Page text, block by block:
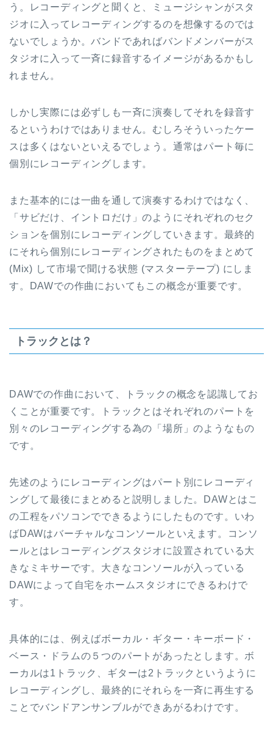
う。レコーディングと聞くと、ミュージシャンがスタ
ジオに入ってレコーディングするのを想像するのでは
ないでしょうか。バンドであればバンドメンバーがス
タジオに入って一斉に録音するイメージがあるかもし
れません。
しかし実際には必ずしも一斉に演奏してそれを録音す
るというわけではありません。むしろそういったケー
スは多くはないといえるでしょう。通常はパート毎に
個別にレコーディングします。
また基本的には一曲を通して演奏するわけではなく、
「サビだけ、イントロだけ」のようにそれぞれのセク
ションを個別にレコーディングしていきます。最終的
にそれら個別にレコーディングされたものをまとめて
(Mix) して市場で聞ける状態 (マスターテープ) にしま
す。DAWでの作曲においてもこの概念が重要です。
トラックとは？
DAWでの作曲において、トラックの概念を認識してお
くことが重要です。トラックとはそれぞれのパートを
別々のレコーディングする為の「場所」のようなもの
です。
先述のようにレコーディングはパート別にレコーディ
ングして最後にまとめると説明しました。DAWとはこ
の工程をパソコンでできるようにしたものです。いわ
ばDAWはバーチャルなコンソールといえます。コンソ
ールとはレコーディングスタジオに設置されている大
きなミキサーです。大きなコンソールが入っている
DAWによって自宅をホームスタジオにできるわけで
す。
具体的には、例えばボーカル・ギター・キーボード・
ベース・ドラムの５つのパートがあったとします。ボ
ーカルは1トラック、ギターは2トラックというように
レコーディングし、最終的にそれらを一斉に再生する
ことでバンドアンサンブルができあがるわけです。